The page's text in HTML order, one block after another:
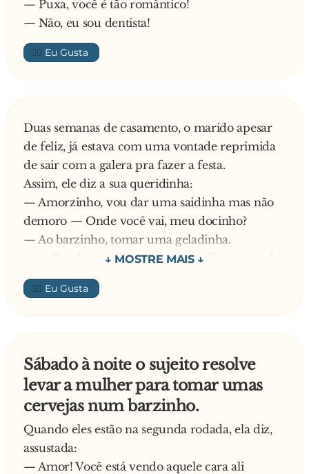
— Puxa, você é tão romântico!
— Não, eu sou dentista!
👍🏼
Duas semanas de casamento, o marido apesar
de feliz, já estava com uma vontade reprimida
de sair com a galera pra fazer a festa.
Assim, ele diz a sua queridinha:
— Amorzinho, vou dar uma saidinha mas não
demoro — Onde você vai, meu docinho?
— Ao barzinho, tomar uma geladinha.
A mulher bota a mão na cintura e lhe responde:
— Quer cervejinha, meu amor?
Nesse momento ela abre a porta da geladeira e
lhe mostra 25 marcas diferentes de cervejas de
12 países, alemãs, holandesas, japonesas,
O marido sem saber o que fazer, lhe responde:
— Meu docinho de coco mas no bar você sabe o
copo gelado O marido nem terminou de falar,
quando a esposa interrompe a sua conversa e
lhe fala:
— Quer copo gelado, amor?
👍🏼
Sábado à noite o sujeito resolve
levar a mulher para tomar umas
cervejas num barzinho.
Quando eles estão na segunda rodada, ela diz,
assustada:
— Amor! Você está vendo aquele cara ali